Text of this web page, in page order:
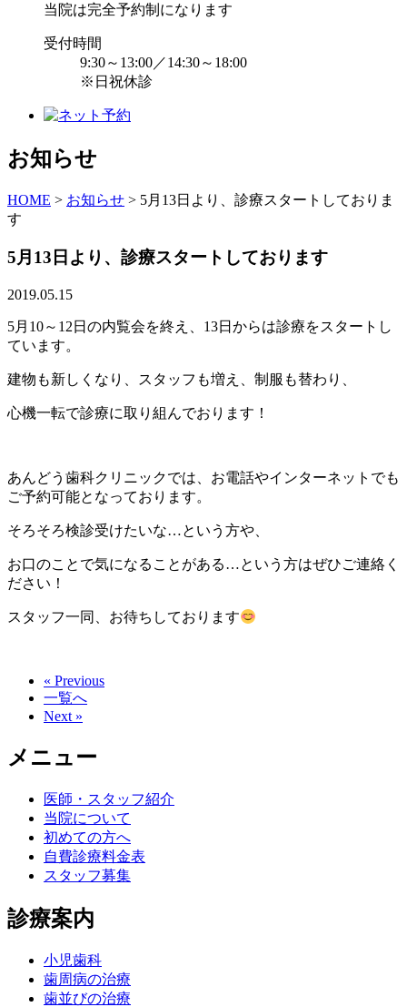
当院は完全予約制になります
受付時間
9:30～13:00／14:30～18:00
※日祝休診
お知らせ
HOME > お知らせ > 5月13日より、診療スタートしておりま
す
5月13日より、診療スタートしております
2019.05.15
5月10～12日の内覧会を終え、13日からは診療をスタートし
ています。
建物も新しくなり、スタッフも増え、制服も替わり、
心機一転で診療に取り組んでおります！
あんどう歯科クリニックでは、お電話やインターネットでも
ご予約可能となっております。
そろそろ検診受けたいな…という方や、
お口のことで気になることがある…という方はぜひご連絡く
ださい！
スタッフ一同、お待ちしております
« Previous
一覧へ
Next »
メニュー
医師・スタッフ紹介
当院について
初めての方へ
自費診療料金表
スタッフ募集
診療案内
小児歯科
歯周病の治療
歯並びの治療